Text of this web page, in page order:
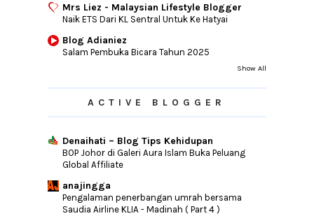
Mrs Liez - Malaysian Lifestyle Blogger
Naik ETS Dari KL Sentral Untuk Ke Hatyai
Blog Adianiez
Salam Pembuka Bicara Tahun 2025
Show All
ACTIVE BLOGGER
Denaihati – Blog Tips Kehidupan
BOP Johor di Galeri Aura Islam Buka Peluang
Global Affiliate
anajingga
Pengalaman penerbangan umrah bersama
Saudia Airline KLIA - Madinah ( Part 4 )